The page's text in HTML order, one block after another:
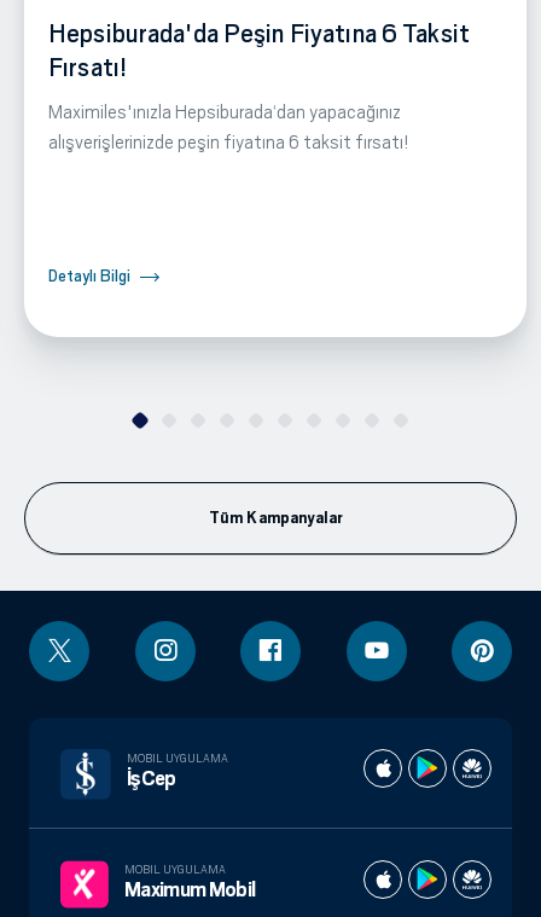
Hepsiburada'da Peşin Fiyatına 6 Taksit
Fırsatı!
Maximiles'ınızla Hepsiburada‘dan yapacağınız
alışverişlerinizde peşin fiyatına 6 taksit fırsatı!
Detaylı Bilgi
Tüm Kampanyalar
MOBIL UYGULAMA
İşCep
MOBIL UYGULAMA
Maximum Mobil